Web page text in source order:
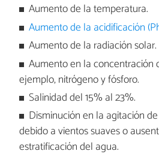
Aumento de la temperatura.
Aumento de la acidificación
Aumento de la radiación solar.
Aumento en la concentración
ejemplo, nitrógeno y fósforo.
Salinidad del 15% al 23%.
Disminución en la agitación
debido a vientos suaves o
estratificación del agua.